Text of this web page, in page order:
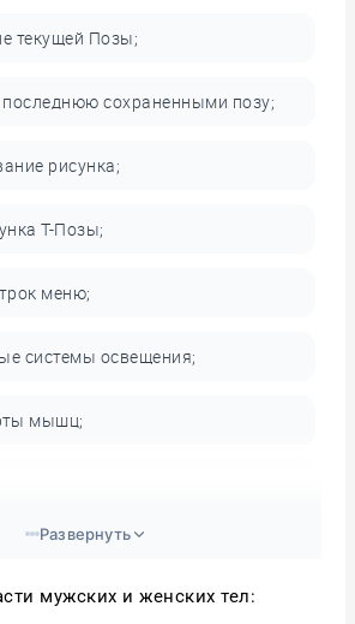
текущей Позы;
последнюю сохраненными позу;
рисунка;
Т-Позы;
меню;
системы освещения;
мышц;
с натуры;
Развернуть
мужских и женских тел: